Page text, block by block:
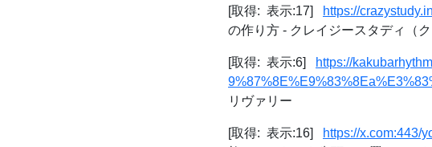
[取得: 表示:17] https://
の作り方 - クレイジースタディ（ク
[取得: 表示:6]
https://
リヴァリー
[取得: 表示:16] https://x.com:443/